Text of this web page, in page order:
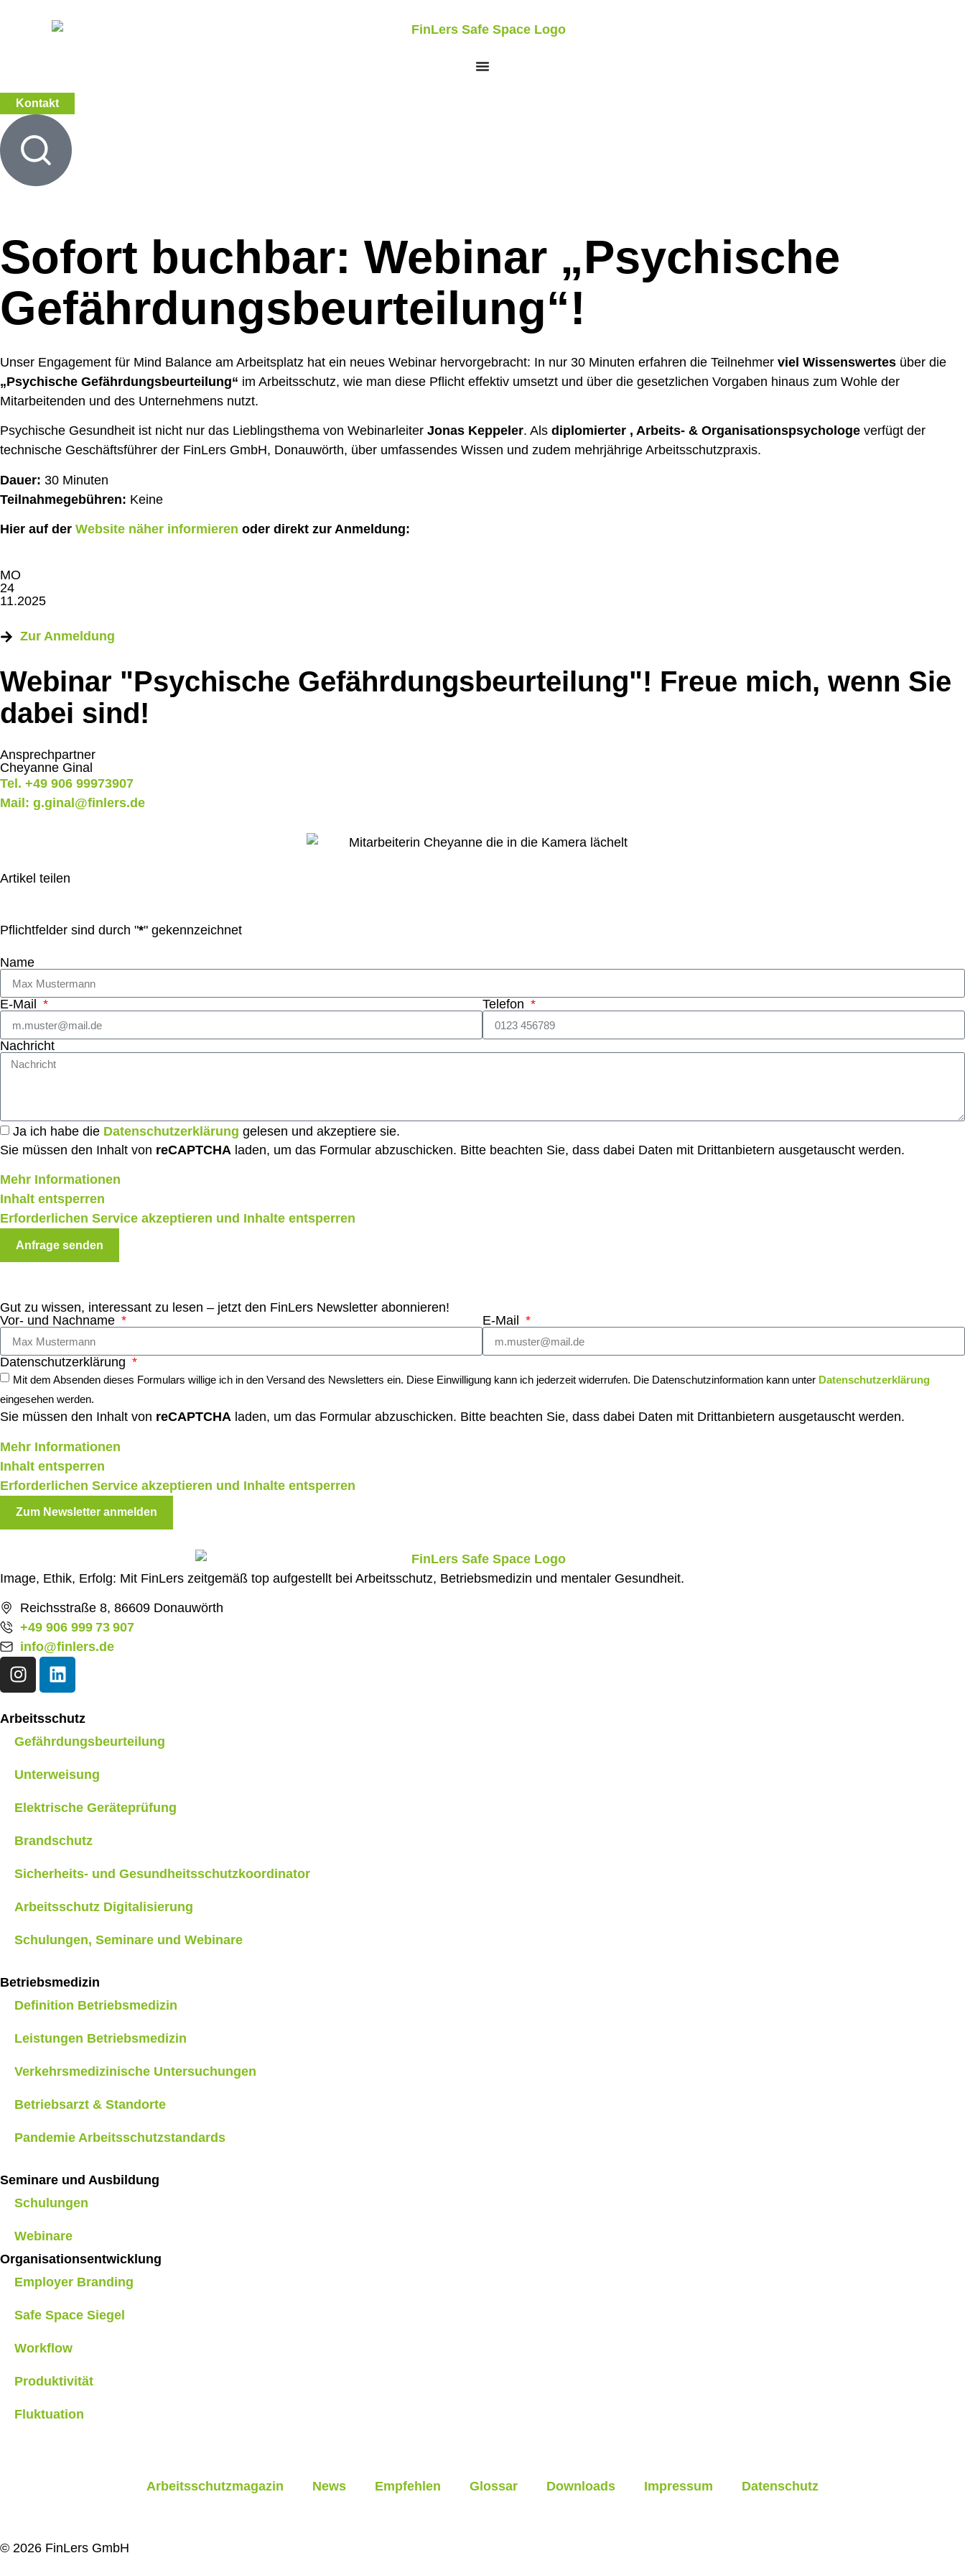
Kontakt
Sofort buchbar: Webinar „Psychische
Gefährdungs­beurteilung“!
Unser Engagement für Mind Balance am Arbeitsplatz hat ein neues Webinar hervorgebracht: In nur 30 Minuten erfahren die Teilnehmer viel Wissenswertes über die
„Psychische Gefährdungsbeurteilung“ im Arbeitsschutz, wie man diese Pflicht effektiv umsetzt und über die gesetzlichen Vorgaben hinaus zum Wohle der
Mitarbeitenden und des Unternehmens nutzt.
Psychische Gesundheit ist nicht nur das Lieblingsthema von Webinarleiter Jonas Keppeler. Als diplomierter , Arbeits- & Organisationspsychologe verfügt der
technische Geschäftsführer der FinLers GmbH, Donauwörth, über umfassendes Wissen und zudem mehrjährige Arbeitsschutzpraxis.
Dauer: 30 Minuten
Teilnahmegebühren: Keine
Hier auf der Website näher informieren oder direkt zur Anmeldung:
MO
24
11.2025
Zur Anmeldung
Webinar "Psychische Gefährdungsbeurteilung"! Freue mich, wenn Sie
dabei sind!
Ansprechpartner
Cheyanne Ginal
Tel. +49 906 99973907
Mail: g.ginal@finlers.de
Artikel teilen
Pflichtfelder sind durch "*" gekennzeichnet
Name
E-Mail Telefon
Nachricht
Ja ich habe die Datenschutzerklärung gelesen und akzeptiere sie.
Sie müssen den Inhalt von reCAPTCHA laden, um das Formular abzuschicken. Bitte beachten Sie, dass dabei Daten mit Drittanbietern ausgetauscht werden.
Mehr Informationen
Inhalt entsperren
Erforderlichen Service akzeptieren und Inhalte entsperren
Anfrage senden
Gut zu wissen, interessant zu lesen – jetzt den FinLers Newsletter abonnieren!
Vor- und Nachname
E-Mail
Datenschutzerklärung
Mit dem Absenden dieses Formulars willige ich in den Versand des Newsletters ein. Diese Einwilligung kann ich jederzeit widerrufen. Die Datenschutzinformation kann unter Datenschutzerklärung
eingesehen werden.
Sie müssen den Inhalt von reCAPTCHA laden, um das Formular abzuschicken. Bitte beachten Sie, dass dabei Daten mit Drittanbietern ausgetauscht werden.
Mehr Informationen
Inhalt entsperren
Erforderlichen Service akzeptieren und Inhalte entsperren
Zum Newsletter anmelden
Image, Ethik, Erfolg: Mit FinLers zeitgemäß top aufgestellt bei Arbeitsschutz, Betriebsmedizin und mentaler Gesundheit.
Reichsstraße 8, 86609 Donauwörth
+49 906 999 73 907
info@finlers.de
Arbeitsschutz
Gefährdungsbeurteilung
Unterweisung
Elektrische Geräteprüfung
Brandschutz
Sicherheits- und Gesundheitsschutzkoordinator
Arbeitsschutz Digitalisierung
Schulungen, Seminare und Webinare
Betriebsmedizin
Definition Betriebsmedizin
Leistungen Betriebsmedizin
Verkehrsmedizinische Untersuchungen
Betriebsarzt & Standorte
Pandemie Arbeitsschutzstandards
Seminare und Ausbildung
Schulungen
Webinare
Organisationsentwicklung
Employer Branding
Safe Space Siegel
Workflow
Produktivität
Fluktuation
Arbeitsschutzmagazin News Empfehlen Glossar Downloads Impressum Datenschutz
© 2026 FinLers GmbH